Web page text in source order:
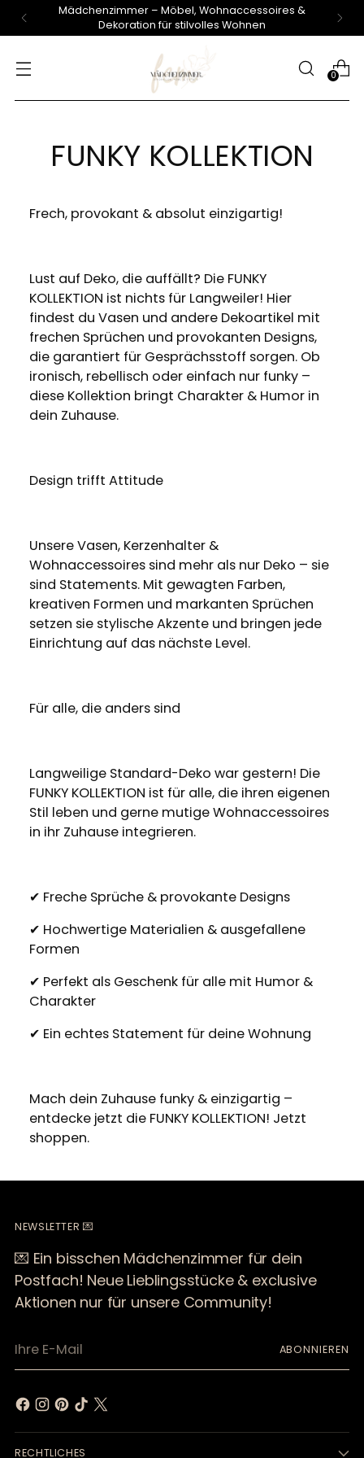
Mädchenzimmer – Möbel, Wohnaccessoires &
Dekoration für stilvolles Wohnen
0
FUNKY KOLLEKTION
Frech, provokant & absolut einzigartig!
Lust auf Deko, die auffällt? Die FUNKY
KOLLEKTION ist nichts für Langweiler! Hier
findest du Vasen und andere Dekoartikel mit
frechen Sprüchen und provokanten Designs,
die garantiert für Gesprächsstoff sorgen. Ob
ironisch, rebellisch oder einfach nur funky –
diese Kollektion bringt Charakter & Humor in
dein Zuhause.
Design trifft Attitude
Unsere Vasen, Kerzenhalter &
Wohnaccessoires sind mehr als nur Deko – sie
sind Statements. Mit gewagten Farben,
kreativen Formen und markanten Sprüchen
setzen sie stylische Akzente und bringen jede
Einrichtung auf das nächste Level.
Für alle, die anders sind
Langweilige Standard-Deko war gestern! Die
FUNKY KOLLEKTION ist für alle, die ihren eigenen
Stil leben und gerne mutige Wohnaccessoires
in ihr Zuhause integrieren.
✔ Freche Sprüche & provokante Designs
✔ Hochwertige Materialien & ausgefallene
Formen
✔ Perfekt als Geschenk für alle mit Humor &
Charakter
✔ Ein echtes Statement für deine Wohnung
Mach dein Zuhause funky & einzigartig –
entdecke jetzt die FUNKY KOLLEKTION! Jetzt
shoppen.
NEWSLETTER 💌
💌 Ein bisschen Mädchenzimmer für dein
Postfach! Neue Lieblingsstücke & exclusive
Aktionen nur für unsere Community!
E-
ABONNIEREN
RECHTLICHES